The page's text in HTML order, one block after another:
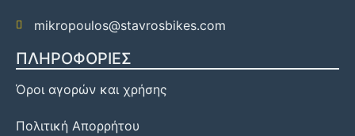
mikropoulos@stavrosbikes.com
ΠΛΗΡΟΦΟΡΙΕΣ
Όροι αγορών και χρήσης
Πολιτική Απορρήτου